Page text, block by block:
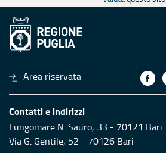
Area riservata
Contatti e indirizzi
Lungomare N. Sauro, 33 - 70121 Bari
Via G. Gentile, 52 - 70126 Bari